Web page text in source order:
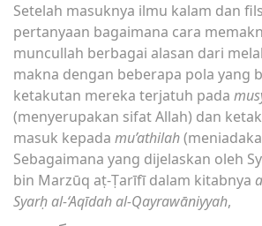
Setelah masuknya ilmu kalam dan
pertanyaan bagaimana cara
muncullah berbagai alasan dari
makna dengan beberapa pola yang
ketakutan mereka terjatuh pada
(menyerupakan sifat Allah) dan
masuk kepada mu’athilah
Sebagaimana yang dijelaskan oleh
bin Marzūq aṭ-Ṭarīfī dalam kitabnya
Syarḥ al-‘Aqīdah al-Qayrawāniyyah,